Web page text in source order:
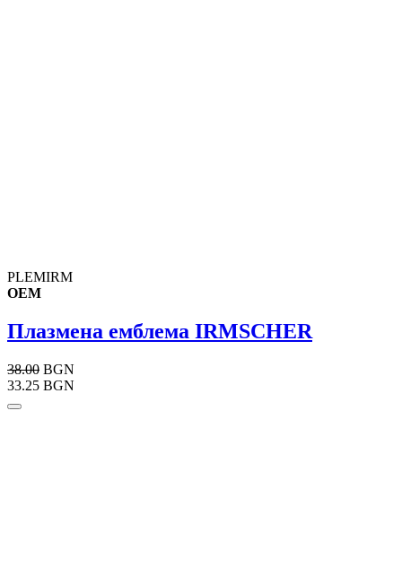
PLEMIRM
OEM
Плазмена емблема IRMSCHER
38.00 BGN
33.25 BGN